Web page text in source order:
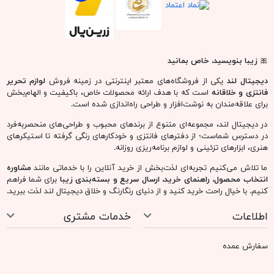
🎀زیبا بنویسید، خاص بمانید
دیجیتال لند یکی از فروشگاه‌های معتبر اینترنتی در زمینه فروش لوازم تحریر
فانتزی و خلاقانه است که با هدف ارائه محصولات خاص، باکیفیت و الهام‌بخش
برای علاقه‌مندان به نوشت‌افزار و طراحی راه‌اندازی شده است.
در دیجیتال لند، مجموعه‌ای متنوع از برندهای محبوب و طراحی‌های منحصربه‌فرد
در دسترس شماست؛ از دفترهای فانتزی و خودکارهای رنگی گرفته تا استیکرهای
هنری، ابزارهای تزئینی و لوازم برنامه‌ریزی روزانه.
ما تلاش می‌کنیم تجربه‌ای لذت‌بخش از خرید آنلاین را با خدماتی مانندمشاوره
انتخاب محصول، راهنمای خرید، ارسال سریع و بسته‌بندی زیبا برای شما فراهم
کنیم. با خیال راحت خرید کنید و از دنیای رنگارنگ و خلاق دیجیتال لند لذت ببرید.
اطلاعات خدمات مشتری
سفارش عمده